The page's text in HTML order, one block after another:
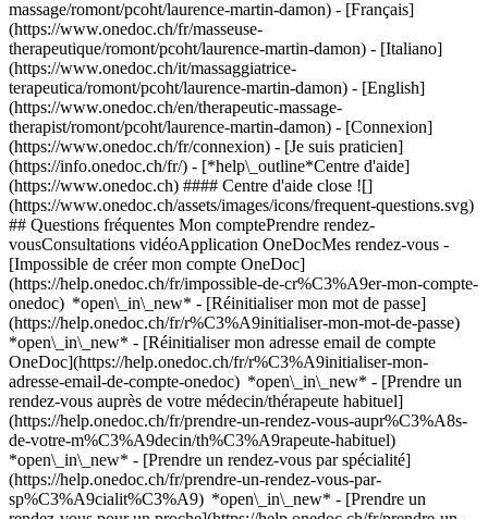
massage/romont/pcoht/laurence-martin-damon) - [Français]
(https://www.onedoc.ch/fr/masseuse-
therapeutique/romont/pcoht/laurence-martin-damon) - [Italiano]
(https://www.onedoc.ch/it/massaggiatrice-
terapeutica/romont/pcoht/laurence-martin-damon) - [English]
(https://www.onedoc.ch/en/therapeutic-massage-
therapist/romont/pcoht/laurence-martin-damon) - [Connexion]
(https://www.onedoc.ch/fr/connexion) - [Je suis praticien]
(https://info.onedoc.ch/fr/) - [*help\_outline*Centre d'aide]
(https://www.onedoc.ch) #### Centre d'aide close ![]
(https://www.onedoc.ch/assets/images/icons/frequent-questions.svg)
## Questions fréquentes Mon comptePrendre rendez-
vousConsultations vidéoApplication OneDocMes rendez-vous -
[Impossible de créer mon compte OneDoc]
(https://help.onedoc.ch/fr/impossible-de-cr%C3%A9er-mon-compte-
onedoc) *open\_in\_new* - [Réinitialiser mon mot de passe]
(https://help.onedoc.ch/fr/r%C3%A9initialiser-mon-mot-de-passe)
*open\_in\_new* - [Réinitialiser mon adresse email de compte
OneDoc](https://help.onedoc.ch/fr/r%C3%A9initialiser-mon-
adresse-email-de-compte-onedoc) *open\_in\_new* - [Prendre un
rendez-vous auprès de votre médecin/thérapeute habituel]
(https://help.onedoc.ch/fr/prendre-un-rendez-vous-aupr%C3%A8s-
de-votre-m%C3%A9decin/th%C3%A9rapeute-habituel)
*open\_in\_new* - [Prendre un rendez-vous par spécialité]
(https://help.onedoc.ch/fr/prendre-un-rendez-vous-par-
sp%C3%A9cialit%C3%A9) *open\_in\_new* - [Prendre un